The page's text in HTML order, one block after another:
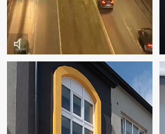
volume_mute